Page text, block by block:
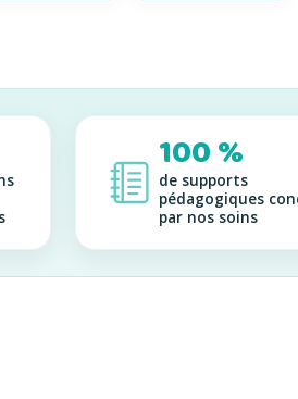
100 %
de supports
pédagogiques
par nos soins